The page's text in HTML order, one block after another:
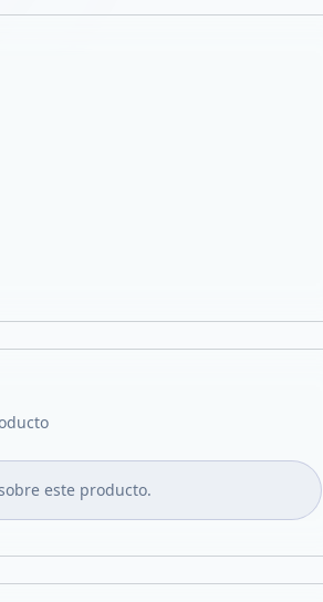
este producto.